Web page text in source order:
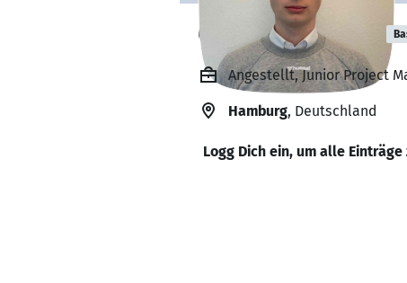
Gabriel Wiedow
Angestellt, Junior Project
Hamburg, Deutschland
Logg Dich ein, um alle Einträge